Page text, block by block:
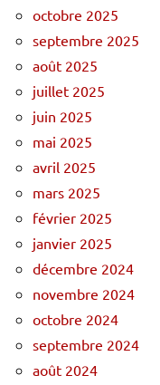
octobre 2025
septembre 2025
août 2025
juillet 2025
juin 2025
mai 2025
avril 2025
mars 2025
février 2025
janvier 2025
décembre 2024
novembre 2024
octobre 2024
septembre 2024
août 2024